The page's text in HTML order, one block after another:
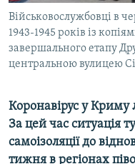
Усі сайти RFE/RL
Військовослужбовці в
1943-1945 років із
завершального етапу
центральною вулицею
Коронавірус у Криму
За цей час ситуація
самоізоляції до
тижня в регіонах